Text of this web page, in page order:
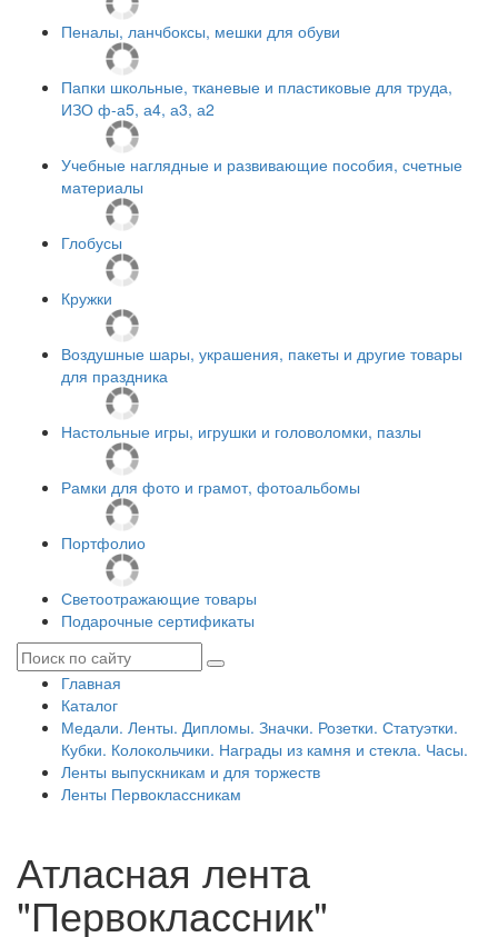
Пеналы, ланчбоксы, мешки для обуви
Папки школьные, тканевые и пластиковые для труда,
ИЗО ф-а5, а4, а3, а2
Учебные наглядные и развивающие пособия, счетные
материалы
Глобусы
Кружки
Воздушные шары, украшения, пакеты и другие товары
для праздника
Настольные игры, игрушки и головоломки, пазлы
Рамки для фото и грамот, фотоальбомы
Портфолио
Светоотражающие товары
Подарочные сертификаты
Главная
Каталог
Медали. Ленты. Дипломы. Значки. Розетки. Статуэтки.
Кубки. Колокольчики. Награды из камня и стекла. Часы.
Ленты выпускникам и для торжеств
Ленты Первоклассникам
Атласная лента
"Первоклассник"